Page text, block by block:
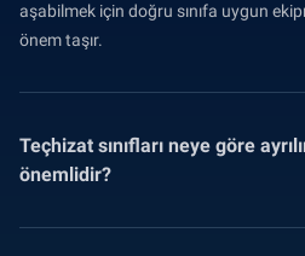
aşabilmek için doğru sınıfa uygun
önem taşır.
Teçhizat sınıfları neye göre
önemlidir?